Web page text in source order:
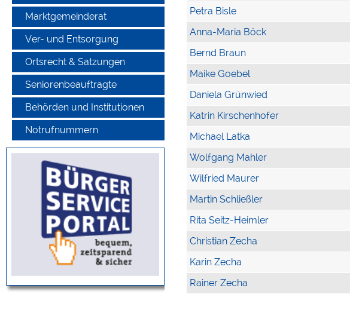
Marktgemeinderat
Ver- und Entsorgung
Ortsrecht & Satzungen
Seniorenbeauftragte
Behörden und Institutionen
Notrufnummern
Petra Bisle
Anna-Maria Böck
Bernd Braun
Maike Goebel
Daniela Grünwied
Katrin Kirschenhofer
Michael Latka
Wolfgang Mahler
Wilfried Maurer
Martin Schließler
Rita Seitz-Heimler
Christian Zecha
Karin Zecha
Rainer Zecha